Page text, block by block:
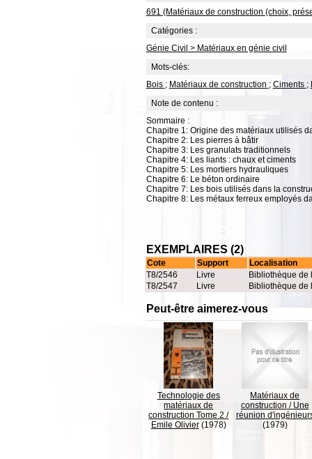
691 (Matériaux de construction (choix,
Catégories :
Génie Civil > Matériaux en génie civil
Mots-clés:
Bois ; Matériaux de construction ; Ciments ;
Note de contenu :
Sommaire :
Chapitre 1: Origine des matériaux utilisés
Chapitre 2: Les pierres à bâtir
Chapitre 3: Les granulats traditionnels
Chapitre 4: Les liants : chaux et ciments
Chapitre 5: Les mortiers hydrauliques
Chapitre 6: Le béton ordinaire
Chapitre 7: Les bois utilisés dans la
Chapitre 8: Les métaux ferreux employés
EXEMPLAIRES (2)
Cote Support
Localisation
T8/2546
Livre
Bibliothèque de
T8/2547
Livre Bibliothèque de
Peut-être aimerez-vous
Technologie des
matériaux de
construction Tome 2 /
Emile Olivier(1978)
Matériaux de
construction / Une
réunion
(1979)